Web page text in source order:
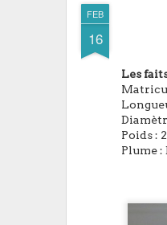
FEB
16
Les
Poids :
Plume :
Les